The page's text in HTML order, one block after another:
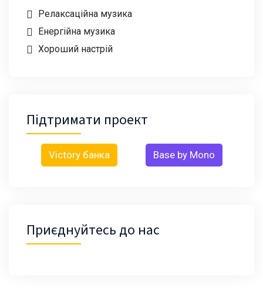
Релаксаційна музика
Енергійна музика
Хороший настрій
Підтримати проект
Victory банка Base by Mono
Приєднуйтесь до нас